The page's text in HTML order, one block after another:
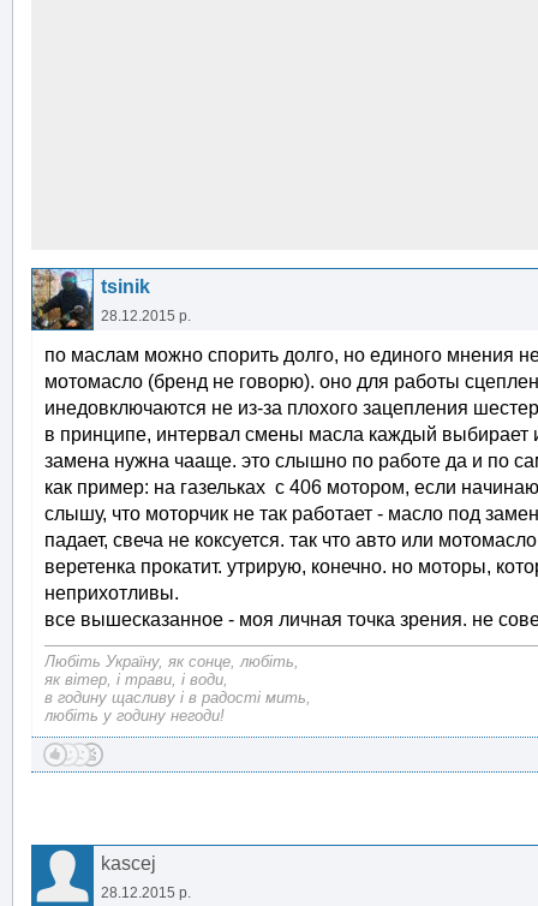
tsinik
28.12.2015 р.
по маслам можно спорить долго, но единого мнения
мотомасло (бренд не говорю). оно для работы
инедовключаются не из-за плохого зацепления
в принципе, интервал смены масла каждый выбирает
замена нужна чааще. это слышно по работе да и по
как пример: на газельках с 406 мотором, если
слышу, что моторчик не так работает - масло под
падает, свеча не коксуется. так что авто или
веретенка прокатит. утрирую, конечно. но моторы,
неприхотливы.
все вышесказанное - моя личная точка зрения. не
Любіть Україну, як сонце, любіть,
як вітер, і трави, і води,
в годину щасливу і в радості мить,
любіть у годину негоди!
kascej
28.12.2015 р.